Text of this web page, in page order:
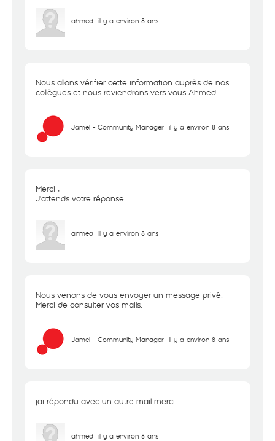
ahmed il y a environ 8 ans
Nous allons vérifier cette information auprès de nos
collègues et nous reviendrons vers vous Ahmed.
Jamel - Community Manager il y a environ 8 ans
Merci ,
J'attends votre réponse
ahmed il y a environ 8 ans
Nous venons de vous envoyer un message privé.
Merci de consulter vos mails.
Jamel - Community Manager il y a environ 8 ans
jai répondu avec un autre mail merci
ahmed il y a environ 8 ans